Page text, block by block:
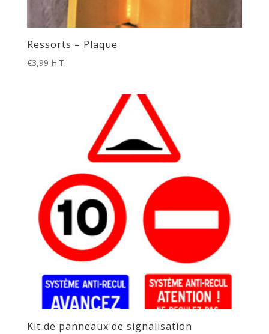
Ressorts – Plaque
€3,99 H.T.
Kit de panneaux de signalisation